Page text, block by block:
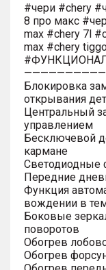
#чери #chery
8 про макс
max #chery 7l
max #chery
Блокировка
открывания
Центральный
управлением
Бесключевой
кармане
Светодиодные
Передние
Функция
вождении в
Боковые
поворотов
Обогрев
Обогрев